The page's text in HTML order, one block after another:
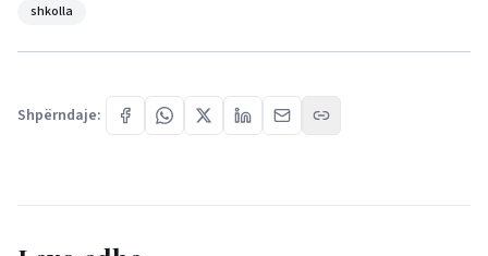
shkolla
Shpërndaje: